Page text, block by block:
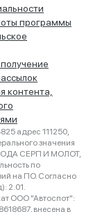
программы
контента,
адрес 111250,
значения
СЕРП И МОЛОТ,
по
на ПО. Согласно
2.01.
ООО "Автоспот":
внесена в